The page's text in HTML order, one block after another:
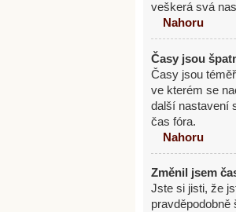
veškerá svá
Nahoru
Časy jsou
Časy jsou
ve kterém se
další nastavení
čas fóra.
Nahoru
Změnil jsem
Jste si jisti, že